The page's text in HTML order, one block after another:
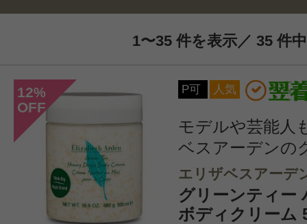
1〜35 件を表示／ 35 件中
12%
OFF
P可 人気
モデルや芸能人
ベスアーデンの
エリザベスアーデ
グリーンティー
ボディクリーム